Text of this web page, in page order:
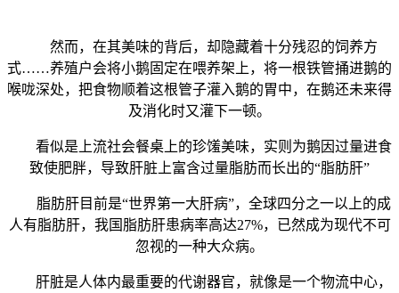
然而，在其美味的背后，却隐藏着十分残忍的饲养方
式……养殖户会将小鹅固定在喂养架上，将一根铁管捅进鹅的
喉咙深处，把食物顺着这根管子灌入鹅的胃中，在鹅还未来得
及消化时又灌下一顿。
看似是上流社会餐桌上的珍馐美味，实则为鹅因过量进食
致使肥胖，导致肝脏上富含过量脂肪而长出的“脂肪肝”
脂肪肝目前是“世界第一大肝病”，全球四分之一以上的成
人有脂肪肝，我国脂肪肝患病率高达27%，已然成为现代不可
忽视的一种大众病。
肝脏是人体内最重要的代谢器官，就像是一个物流中心，